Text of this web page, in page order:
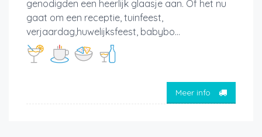
genodigden een heerlijk glaasje aan. Of het nu
gaat om een receptie, tuinfeest,
verjaardag,huwelijksfeest, babybo...
Meer info